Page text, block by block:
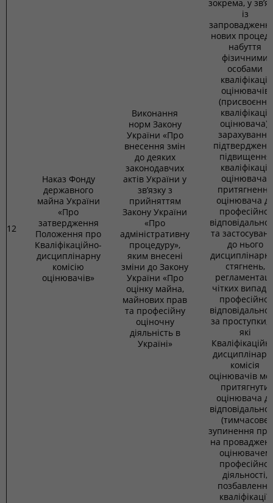
12
Наказ Фонду
державного
майна України
«Про
затвердження
Положення про
Кваліфікаційно-
дисциплінарну
комісію
оцінювачів»
Виконання
норм Закону
України «Про
внесення змін
до деяких
законодавчих
актів України у
зв’язку з
прийняттям
Закону України
«Про
адміністративну
процедуру»,
яким внесені
зміни до Закону
України «Про
оцінку майна,
майнових прав
та професійну
оціночну
діяльність в
Україні»
зокрема, у
із
нових
набуття
фізичними
особами
кваліфікації
оцінювачів
(присвоєння
кваліфікації
оцінювача),
зарахування
підвищення
кваліфікації
оцінювача,
притягнення
оцінювача
професійної
та
до нього
стягнень,
чітких
професійної
за проступки,
які
комісія
оцінювачів
притягнути
оцінювача
(тимчасове
зупинення
на
оцінювачем
професійної
діяльності,
позбавлення
кваліфікації)